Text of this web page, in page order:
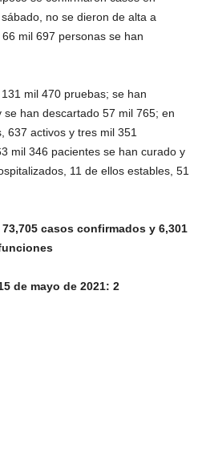
no se dieron de alta a
mil 697 personas se han
mil 470 pruebas; se han
han descartado 57 mil 765; en
637 activos y tres mil 351
mil 346 pacientes se han curado y
11 de ellos estables, 51
casos confirmados y 6,301
de mayo de 2021: 2